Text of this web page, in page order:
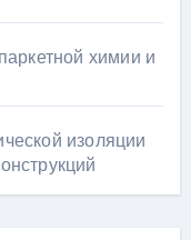
химии и
изоляции